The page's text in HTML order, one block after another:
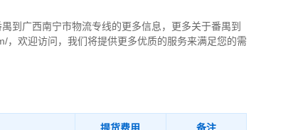
到广西南宁市物流专线的更多信息，更多关于番禺到
欢迎访问，我们将提供更多优质的服务来满足您的需